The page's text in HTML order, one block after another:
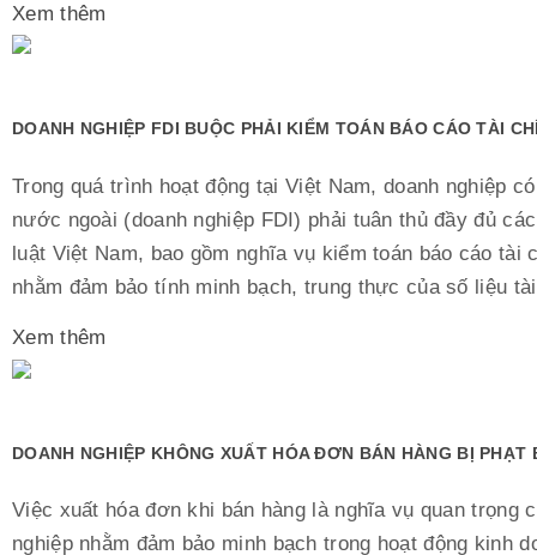
Xem thêm
DOANH NGHIỆP FDI BUỘC PHẢI KIỂM TOÁN BÁO CÁO TÀI
Trong quá trình hoạt động tại Việt Nam, doanh nghiệp
nước ngoài (doanh nghiệp FDI) phải tuân thủ đầy đủ
luật Việt Nam, bao gồm nghĩa vụ kiểm toán báo cáo tài
nhằm đảm bảo tính minh bạch, trung thực của số liệu
Xem thêm
DOANH NGHIỆP KHÔNG XUẤT HÓA ĐƠN BÁN HÀNG BỊ PHẠT
Việc xuất hóa đơn khi bán hàng là nghĩa vụ quan trọng
nghiệp nhằm đảm bảo minh bạch trong hoạt động kinh